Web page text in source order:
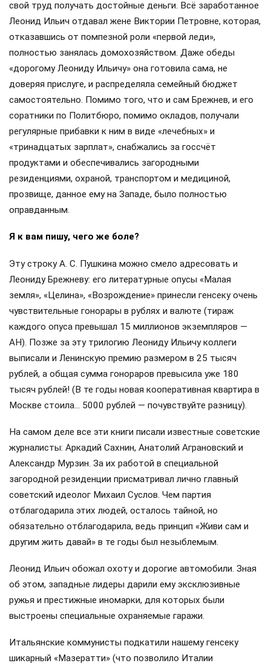
свой труд получать достойные деньги. Всё заработанное
Леонид Ильич отдавал жене Виктории Петровне, которая,
отказавшись от помпезной роли «первой леди»,
полностью занялась домохозяйством. Даже обеды
«дорогому Леониду Ильичу» она готовила сама, не
доверяя прислуге, и распределяла семейный бюджет
самостоятельно. Помимо того, что и сам Брежнев, и его
соратники по Политбюро, помимо окладов, получали
регулярные прибавки к ним в виде «лечебных» и
«тринадцатых зарплат», снабжались за госсчёт
продуктами и обеспечивались загородными
резиденциями, охраной, транспортом и медициной,
прозвище, данное ему на Западе, было полностью
оправданным.
Я к вам пишу, чего же боле?
Эту строку А. С. Пушкина можно смело адресовать и
Леониду Брежневу: его литературные опусы «Малая
земля», «Целина», «Возрождение» принесли генсеку очень
чувствительные гонорары в рублях и валюте (тираж
каждого опуса превышал 15 миллионов экземпляров —
АН). Позже за эту трилогию Леониду Ильичу коллеги
выписали и Ленинскую премию размером в 25 тысяч
рублей, а общая сумма гонораров превысила уже 180
тысяч рублей! (В те годы новая кооперативная квартира в
Москве стоила… 5000 рублей — почувствуйте разницу).
На самом деле все эти книги писали известные советские
журналисты: Аркадий Сахнин, Анатолий Аграновский и
Александр Мурзин. За их работой в специальной
загородной резиденции присматривал лично главный
советский идеолог Михаил Суслов. Чем партия
отблагодарила этих людей, осталось тайной, но
обязательно отблагодарила, ведь принцип «Живи сам и
другим жить давай» в те годы был незыблемым.
Леонид Ильич обожал охоту и дорогие автомобили. Зная
об этом, западные лидеры дарили ему эксклюзивные
ружья и престижные иномарки, для которых были
выстроены специальные охраняемые гаражи.
Итальянские коммунисты подкатили нашему генсеку
шикарный «Мазератти» (что позволило Италии